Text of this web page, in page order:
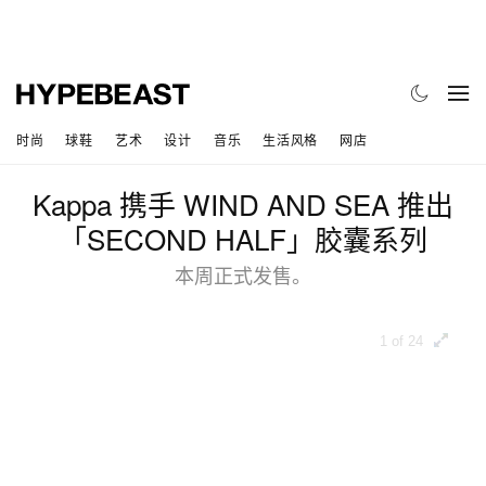
时尚 球鞋 艺术 设计 音乐 生活风格 网店
Kappa 携手 WIND AND SEA 推出
「SECOND HALF」胶囊系列
本周正式发售。
1 of 24